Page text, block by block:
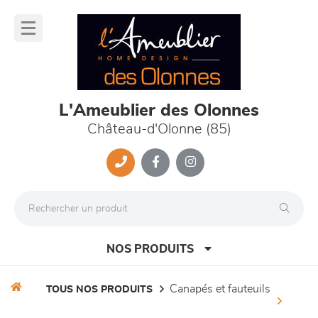
L'Ameublier des Olonnes
Château-d'Olonne (85)
NOS PRODUITS
TOUS NOS PRODUITS canapés et fauteuils